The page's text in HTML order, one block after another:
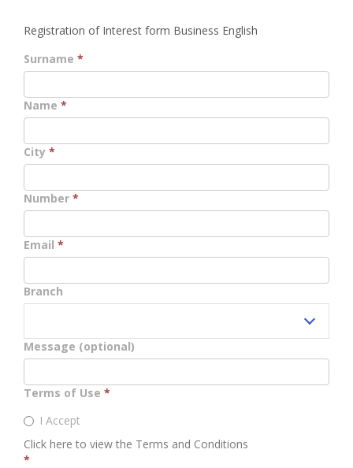
Registration of Interest form Business English
Surname *
Name *
City *
Number *
Email *
Branch
Message (optional)
Terms of Use *
I Accept
Click here to view the Terms and Conditions
*